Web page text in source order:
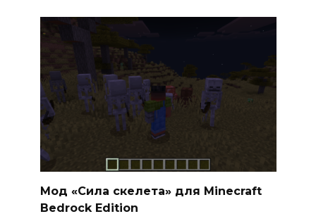
Мод «Сила скелета» для Minecraft
Bedrock Edition